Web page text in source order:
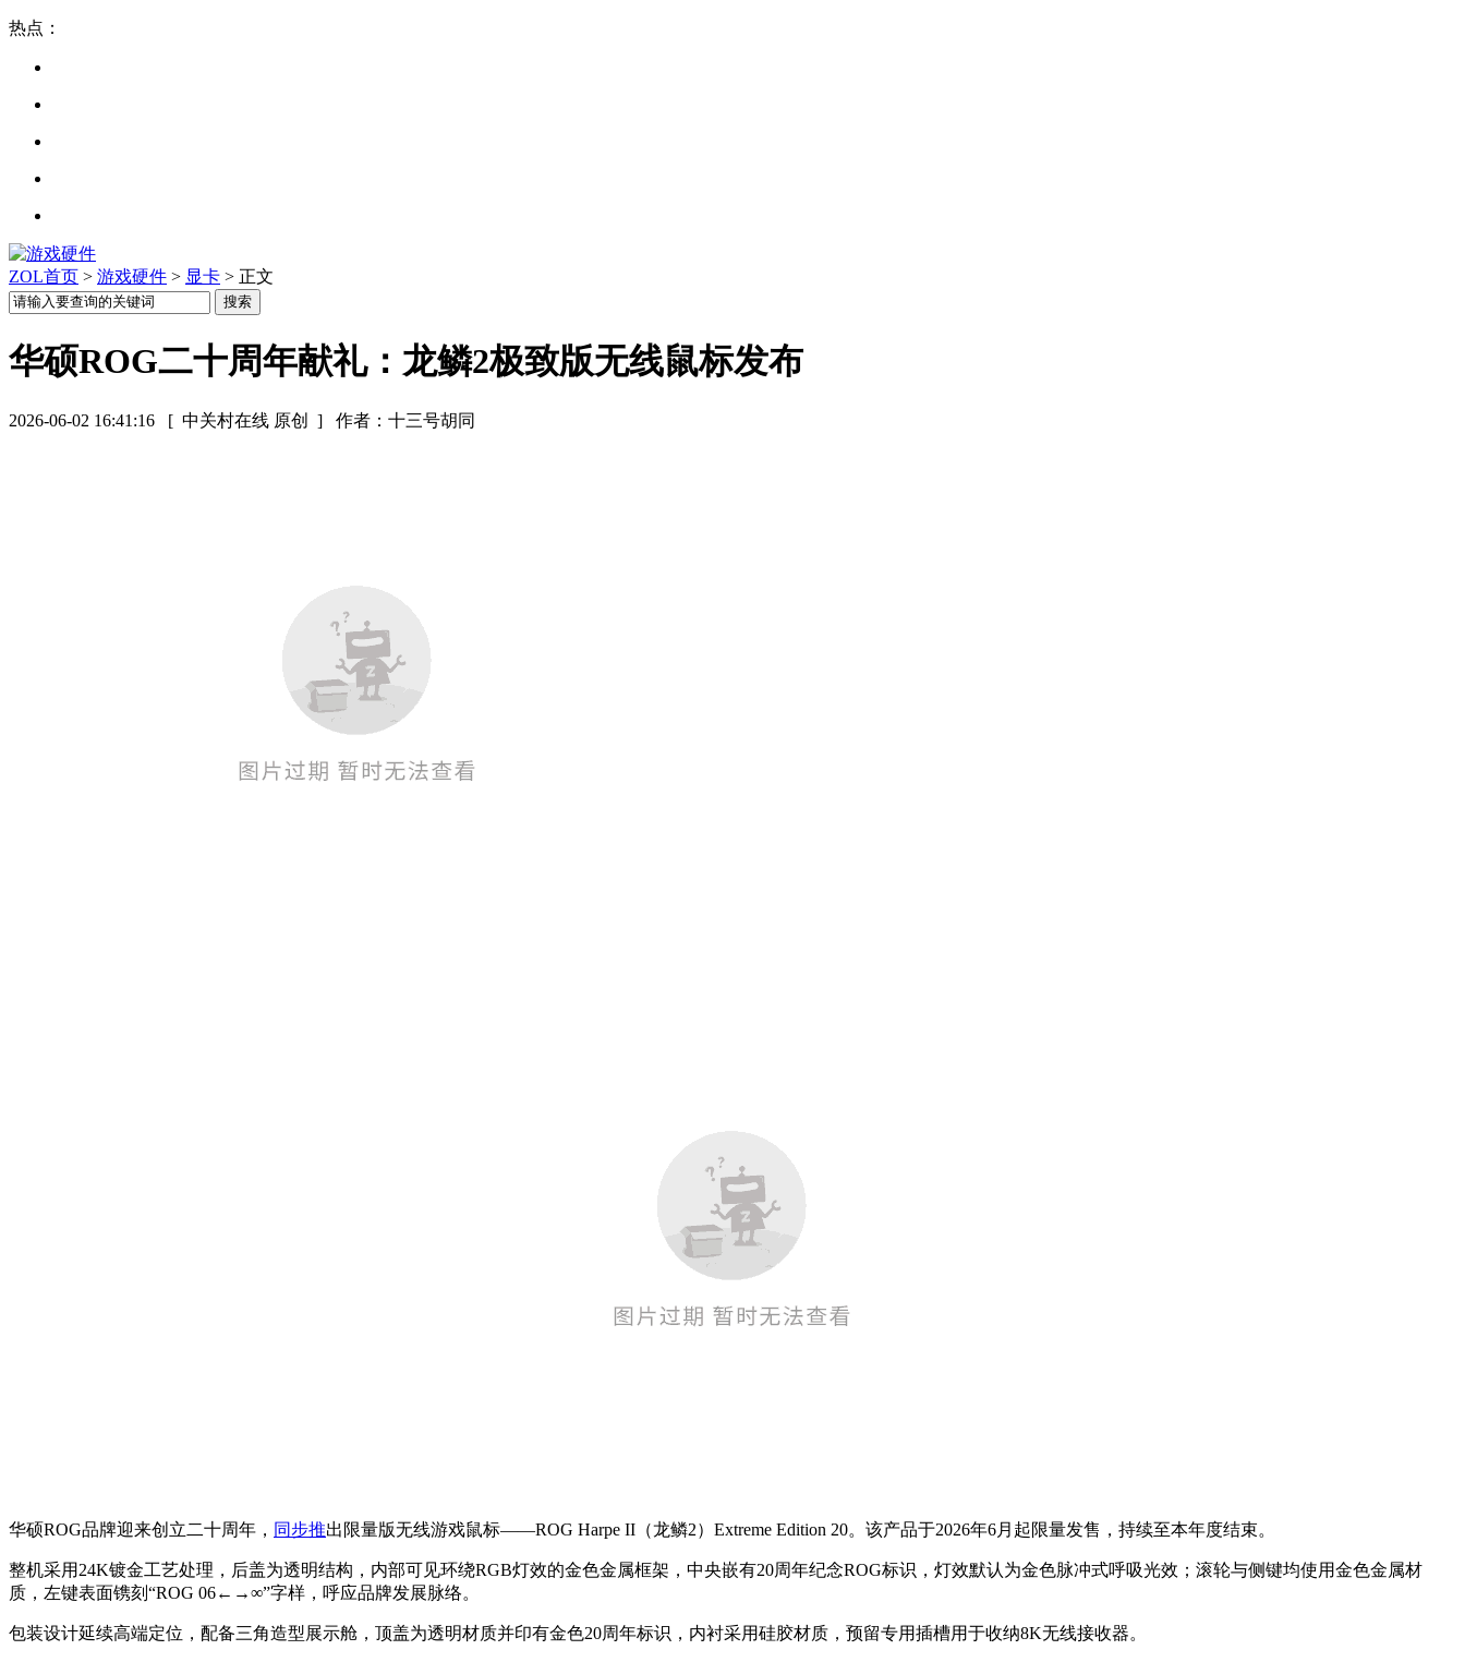
热点：
ZOL首页 > 游戏硬件 > 显卡 > 正文
华硕ROG二十周年献礼：龙鳞2极致版无线鼠标发布
2026-06-02 16:41:16 [ 中关村在线 原创 ] 作者：十三号胡同
华硕ROG品牌迎来创立二十周年， 同步推出限量版无线游戏鼠标——ROG Harpe II（龙鳞2）Extreme Edition 20。该产品于2026年6月起限量发售，持续至本年度结束。
整机采用24K镀金工艺处理，后盖为透明结构，内部可见环绕RGB灯效的金色金属框架，中央嵌有20周年纪念ROG标识，灯效默认为金色脉冲式呼吸光效；滚轮与侧键均使用金色金属材
质，左键表面镌刻“ROG 06←→∞”字样，呼应品牌发展脉络。
包装设计延续高端定位，配备三角造型展示舱，顶盖为透明材质并印有金色20周年标识，内衬采用硅胶材质，预留专用插槽用于收纳8K无线接收器。